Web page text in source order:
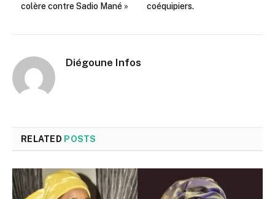
colère contre Sadio Mané »
coéquipiers.
Diégoune Infos
RELATED POSTS